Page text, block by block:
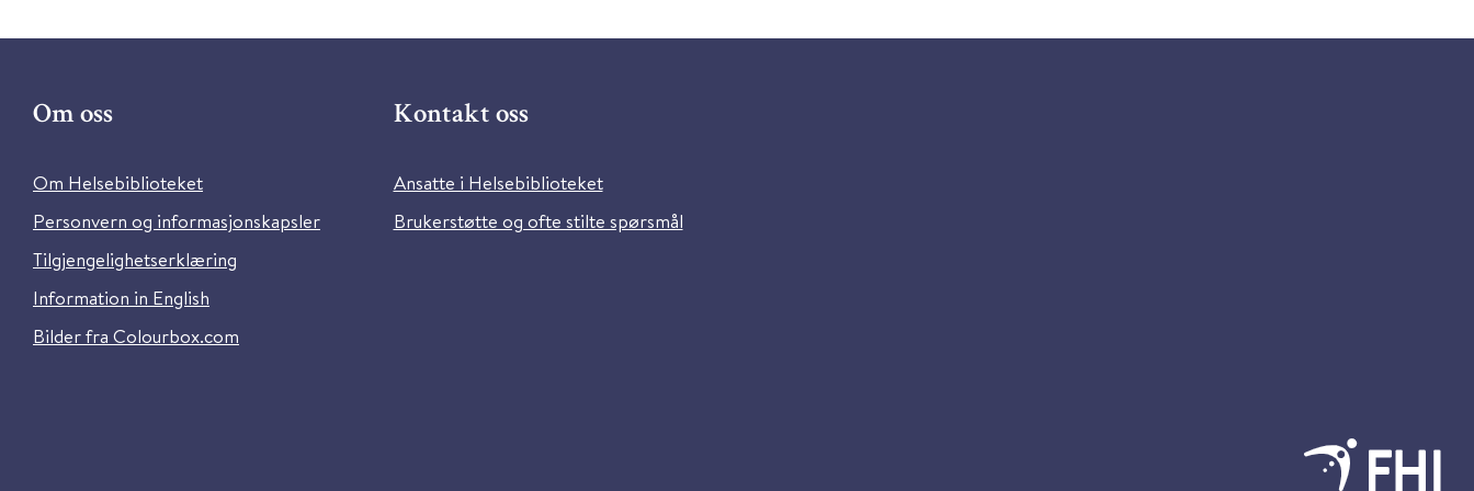
Om oss
Om Helsebiblioteket
Personvern og informasjonskapsler
Tilgjengelighetserklæring
Information in English
Bilder fra Colourbox.com
Kontakt oss
Ansatte i Helsebiblioteket
Brukerstøtte og ofte stilte spørsmål